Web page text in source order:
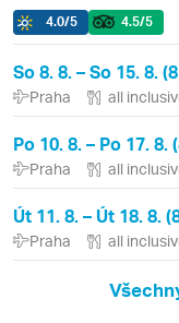
4.0/5 4.5/5
So 8. 8. – So 15. 8.
Praha all
Po 10. 8. – Po 17. 8.
Praha all
Út 11. 8. – Út 18. 8.
Praha all